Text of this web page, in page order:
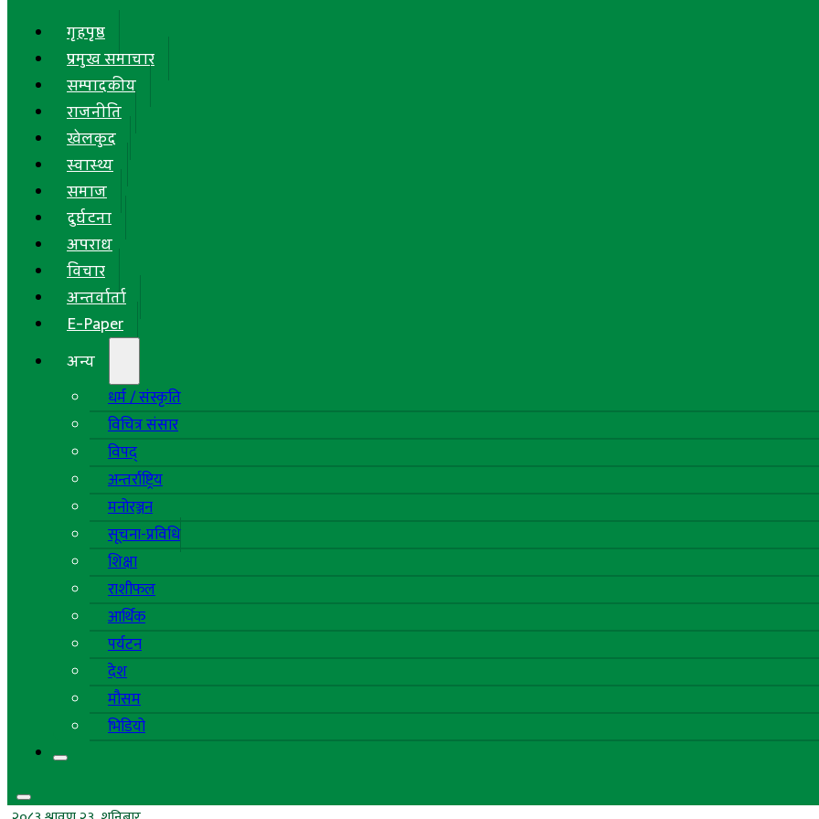
गृहपृष्ठ
प्रमुख समाचार
सम्पादकीय
राजनीति
खेलकुद
स्वास्थ्य
समाज
दुर्घटना
अपराध
विचार
अन्तर्वार्ता
E-Paper
अन्य
धर्म / संस्कृति
विचित्र संसार
विपद्
अन्तर्राष्ट्रिय
मनोरञ्जन
सूचना-प्रविधि
शिक्षा
राशीफल
आर्थिक
पर्यटन
देश
मौसम
भिडियो